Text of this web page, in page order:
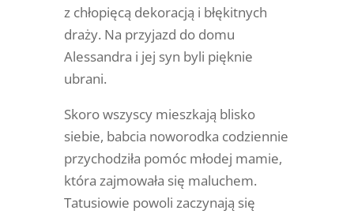
z chłopięcą dekoracją i błękitnych
draży. Na przyjazd do domu
Alessandra i jej syn byli pięknie
ubrani.
Skoro wszyscy mieszkają blisko
siebie, babcia noworodka codziennie
przychodziła pomóc młodej mamie,
która zajmowała się maluchem.
Tatusiowie powoli zaczynają się